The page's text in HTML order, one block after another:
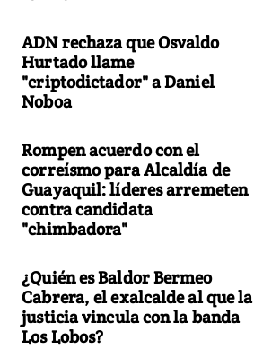
ADN rechaza que Osvaldo
Hurtado llame
"criptodictador" a Daniel
Noboa
Rompen acuerdo con el
correísmo para Alcaldía de
Guayaquil: líderes arremeten
contra candidata
"chimbadora"
¿Quién es Baldor Bermeo
Cabrera, el exalcalde al que la
justicia vincula con la banda
Los Lobos?